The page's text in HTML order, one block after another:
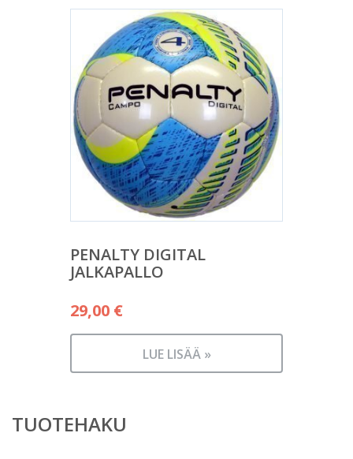
PENALTY DIGITAL
JALKAPALLO
29,00 €
LUE LISÄÄ »
TUOTEHAKU